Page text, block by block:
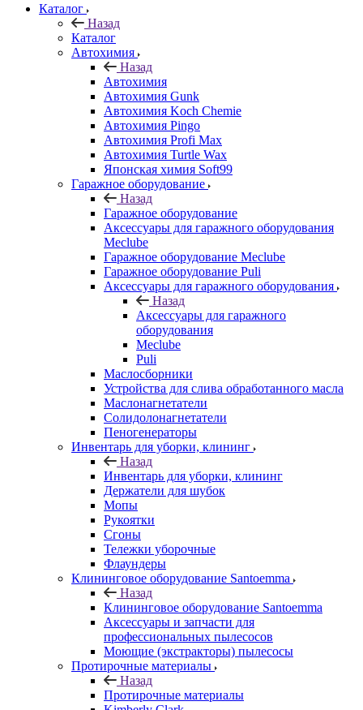
Каталог
Назад
Каталог
Автохимия
Назад
Автохимия
Автохимия Gunk
Автохимия Koch Chemie
Автохимия Pingo
Автохимия Profi Max
Автохимия Turtle Wax
Японская химия Soft99
Гаражное оборудование
Назад
Гаражное оборудование
Аксессуары для гаражного оборудования
Meclube
Гаражное оборудование Meclube
Гаражное оборудование Puli
Аксессуары для гаражного оборудования
Назад
Аксессуары для гаражного
оборудования
Meclube
Puli
Маслосборники
Устройства для слива обработанного масла
Маслонагнетатели
Солидолонагнетатели
Пеногенераторы
Инвентарь для уборки, клининг
Назад
Инвентарь для уборки, клининг
Держатели для шубок
Мопы
Рукоятки
Сгоны
Тележки уборочные
Флаундеры
Клининговое оборудование Santoemma
Назад
Клининговое оборудование Santoemma
Аксессуары и запчасти для
профессиональных пылесосов
Моющие (экстракторы) пылесосы
Протирочные материалы
Назад
Протирочные материалы